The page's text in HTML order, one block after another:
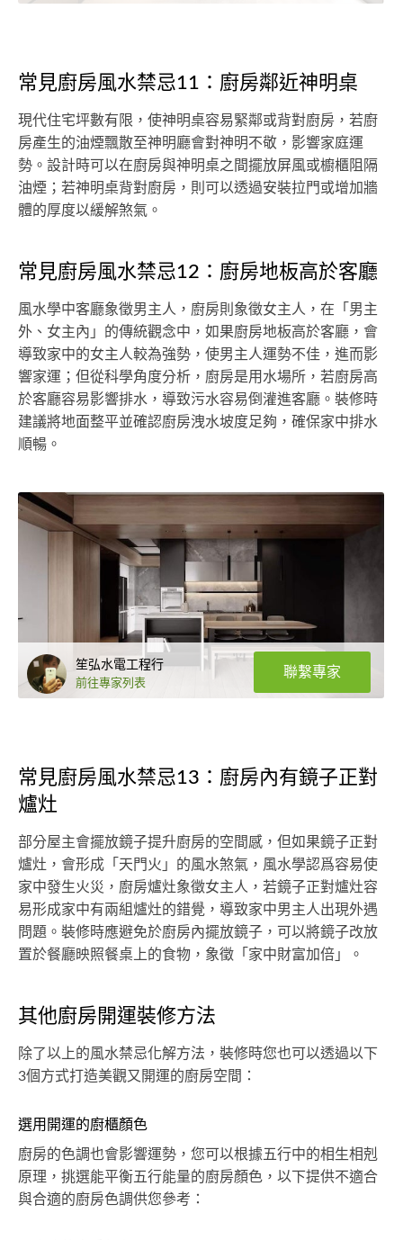
常見廚房風水禁忌11：廚房鄰近神明桌
現代住宅坪數有限，使神明桌容易緊鄰或背對廚房，若廚
房產生的油煙飄散至神明廳會對神明不敬，影響家庭運
勢。設計時可以在廚房與神明桌之間擺放屏風或櫥櫃阻隔
油煙；若神明桌背對廚房，則可以透過安裝拉門或增加牆
體的厚度以緩解煞氣。
常見廚房風水禁忌12：廚房地板高於客廳
風水學中客廳象徵男主人，廚房則象徵女主人，在「男主
外、女主內」的傳統觀念中，如果廚房地板高於客廳，會
導致家中的女主人較為強勢，使男主人運勢不佳，進而影
響家運；但從科學角度分析，廚房是用水場所，若廚房高
於客廳容易影響排水，導致污水容易倒灌進客廳。裝修時
建議將地面整平並確認廚房洩水坡度足夠，確保家中排水
順暢。
笙弘水電工程行
前往專家列表
聯繫專家
常見廚房風水禁忌13：廚房內有鏡子正對
爐灶
部分屋主會擺放鏡子提升廚房的空間感，但如果鏡子正對
爐灶，會形成「天門火」的風水煞氣，風水學認爲容易使
家中發生火災，廚房爐灶象徵女主人，若鏡子正對爐灶容
易形成家中有兩組爐灶的錯覺，導致家中男主人出現外遇
問題。裝修時應避免於廚房內擺放鏡子，可以將鏡子改放
置於餐廳映照餐桌上的食物，象徵「家中財富加倍」。
其他廚房開運裝修方法
除了以上的風水禁忌化解方法，裝修時您也可以透過以下
3個方式打造美觀又開運的廚房空間：
選用開運的廚櫃顏色
廚房的色調也會影響運勢，您可以根據五行中的相生相剋
原理，挑選能平衡五行能量的廚房顏色，以下提供不適合
與合適的廚房色調供您參考：